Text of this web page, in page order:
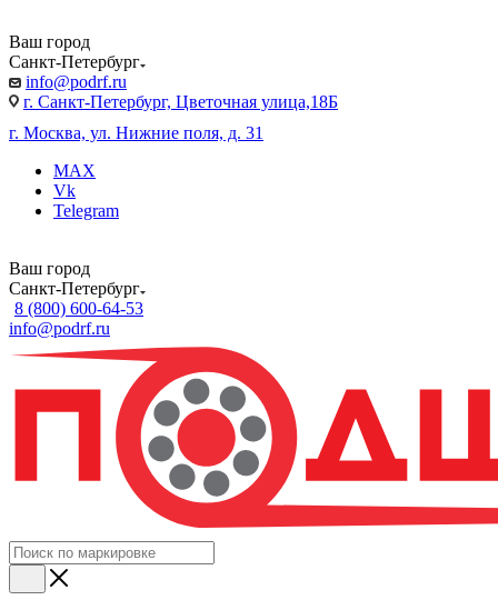
Ваш город
Санкт-Петербург
info@podrf.ru
г. Санкт-Петербург, Цветочная улица,18Б
г. Москва, ул. Нижние поля, д. 31
MAX
Vk
Telegram
Ваш город
Санкт-Петербург
8 (800) 600-64-53
info@podrf.ru